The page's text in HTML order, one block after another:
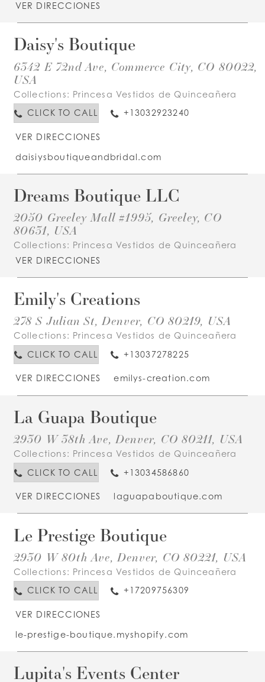
VER DIRECCIONES
Daisy's Boutique
6342 E 72nd Ave, Commerce City, CO 80022,
USA
Collections: Princesa Vestidos de Quinceañera
CLICK TO CALL
+13032923240
VER DIRECCIONES
daisiysboutiqueandbridal.com
Dreams Boutique LLC
2050 Greeley Mall #1995, Greeley, CO
80631, USA
Collections: Princesa Vestidos de Quinceañera
VER DIRECCIONES
Emily's Creations
278 S Julian St, Denver, CO 80219, USA
Collections: Princesa Vestidos de Quinceañera
CLICK TO CALL
+13037278225
VER DIRECCIONES emilys-creation.com
La Guapa Boutique
2930 W 38th Ave, Denver, CO 80211, USA
Collections: Princesa Vestidos de Quinceañera
CLICK TO CALL
+13034586860
VER DIRECCIONES laguapaboutique.com
Le Prestige Boutique
2930 W 80th Ave, Denver, CO 80221, USA
Collections: Princesa Vestidos de Quinceañera
CLICK TO CALL
+17209756309
VER DIRECCIONES
le-prestige-boutique.myshopify.com
Lupita's Events Center